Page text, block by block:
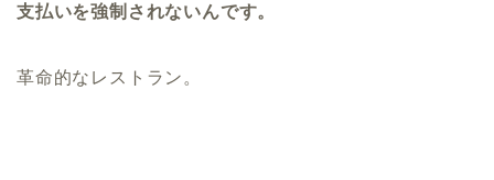
支払いを強制されないんです。
革命的なレストラン。